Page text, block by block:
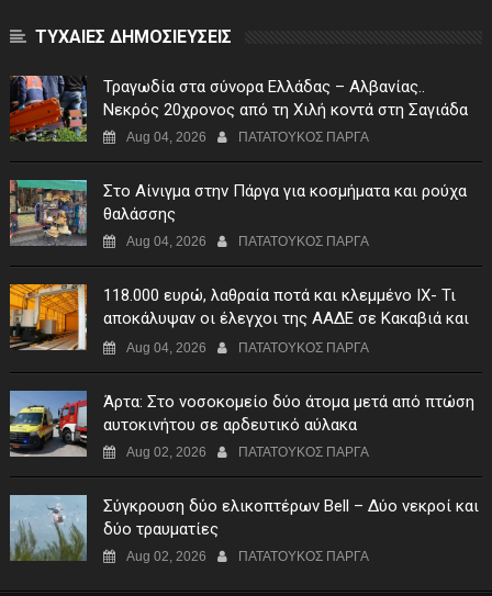
ΤΥΧΑΙΕΣ ΔΗΜΟΣΙΕΥΣΕΙΣ
Τραγωδία στα σύνορα Ελλάδας – Αλβανίας..
Νεκρός 20χρονος από τη Χιλή κοντά στη Σαγιάδα
Aug 04, 2026 ΠΑΤΑΤΟΥΚΟΣ ΠΑΡΓΑ
Στο Αίνιγμα στην Πάργα για κοσμήματα και ρούχα
θαλάσσης
Aug 04, 2026 ΠΑΤΑΤΟΥΚΟΣ ΠΑΡΓΑ
118.000 ευρώ, λαθραία ποτά και κλεμμένο ΙΧ- Τι
αποκάλυψαν οι έλεγχοι της ΑΑΔΕ σε Κακαβιά και
Μαυρομάτι
Aug 04, 2026 ΠΑΤΑΤΟΥΚΟΣ ΠΑΡΓΑ
Άρτα: Στο νοσοκομείο δύο άτομα μετά από πτώση
αυτοκινήτου σε αρδευτικό αύλακα
Aug 02, 2026 ΠΑΤΑΤΟΥΚΟΣ ΠΑΡΓΑ
Σύγκρουση δύο ελικοπτέρων Bell – Δύο νεκροί και
δύο τραυματίες
Aug 02, 2026 ΠΑΤΑΤΟΥΚΟΣ ΠΑΡΓΑ